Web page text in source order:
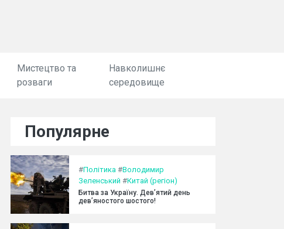
Мистецтво та
розваги
Навколишнє
середовище
Популярне
#Політика #Володимир
Зеленський #Китай (регіон)
Битва за Україну. Дев’ятий день
дев’яностого шостого!